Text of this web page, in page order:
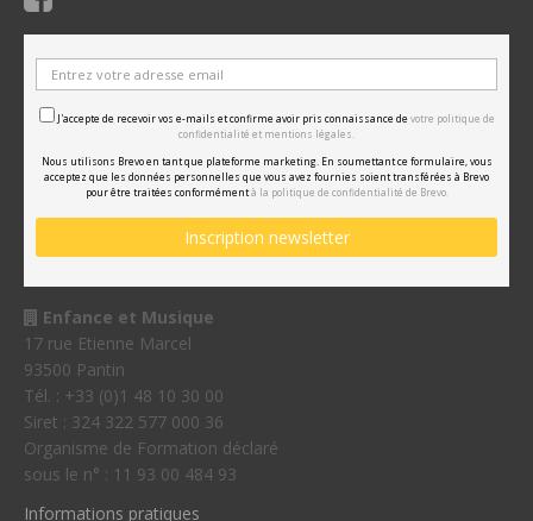
J'accepte de recevoir vos e-mails et confirme avoir pris connaissance de votre politique de
confidentialité et mentions légales.
Nous utilisons Brevo en tant que plateforme marketing. En soumettant ce formulaire, vous
acceptez que les données personnelles que vous avez fournies soient transférées à Brevo
pour être traitées conformémentà la politique de confidentialité de Brevo.
Enfance et Musique
17 rue Etienne Marcel
93500 Pantin
Tél. : +33 (0)1 48 10 30 00
Siret : 324 322 577 000 36
Organisme de Formation déclaré
sous le n° : 11 93 00 484 93
Informations pratiques